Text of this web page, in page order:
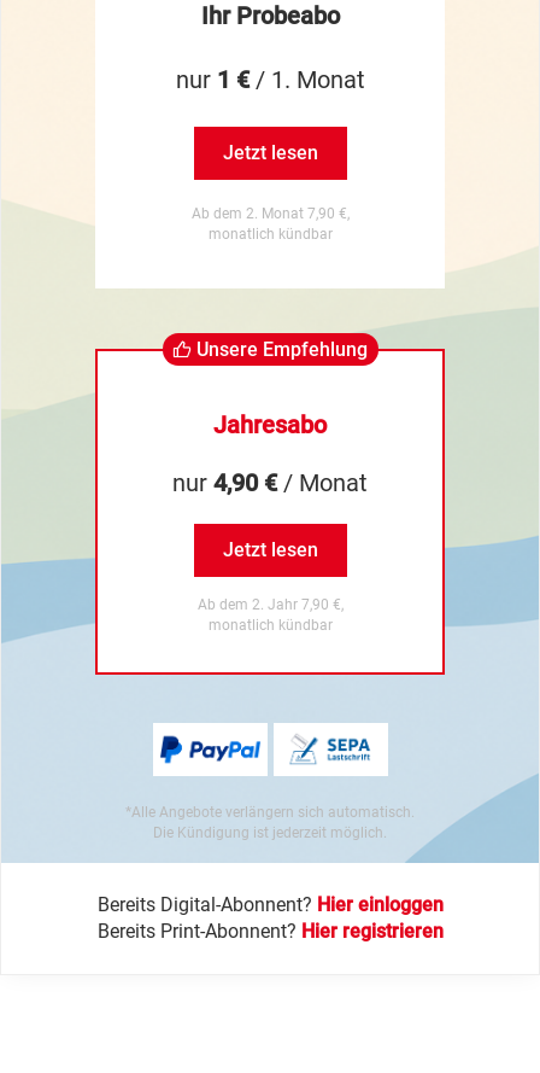
Ihr Probeabo
nur 1 €/ 1. Monat
Jetzt lesen
Ab dem 2. Monat 7,90 €,
monatlich kündbar
Unsere Empfehlung
Jahresabo
nur 4,90 €/ Monat
Jetzt lesen
Ab dem 2. Jahr 7,90 €,
monatlich kündbar
*Alle Angebote verlängern sich automatisch.
Die Kündigung ist jederzeit möglich.
Bereits Digital-Abonnent? Hier einloggen
Bereits Print-Abonnent? Hier registrieren